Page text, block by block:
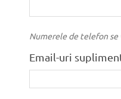
Numerele de telefon se
Email-uri